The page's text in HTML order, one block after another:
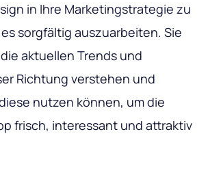
in Ihre Marketingstrategie zu
sorgfältig auszuarbeiten. Sie
aktuellen Trends und
Richtung verstehen und
nutzen können, um die
frisch, interessant und attraktiv